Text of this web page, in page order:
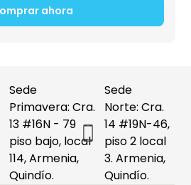
ahora
Sede
Primavera: Cra.
13 #16N - 79
piso bajo, local
114, Armenia,
Quindío.
Sede
Norte: Cra.
14 #19N-46,
piso 2 local
3. Armenia,
Quindío.